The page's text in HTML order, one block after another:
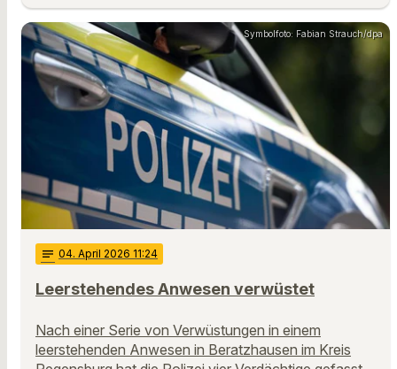
Symbolfoto: Fabian Strauch/dpa
notes 04. April 2026 11:24
Leerstehendes Anwesen verwüstet
Nach einer Serie von Verwüstungen in einem
leerstehenden Anwesen in Beratzhausen im Kreis